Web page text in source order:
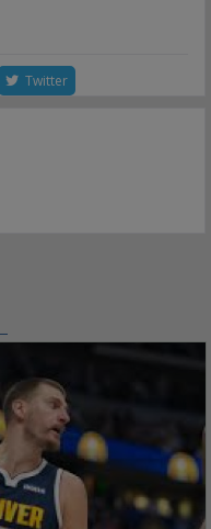
Twitter